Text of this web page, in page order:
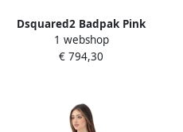
Dsquared2 Badpak Pink
Dames
1 webshop
€ 794,30